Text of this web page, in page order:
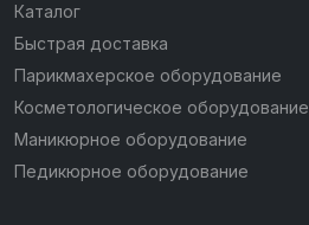
Каталог
Быстрая доставка
Парикмахерское оборудование
Косметологическое оборудование
Маникюрное оборудование
Педикюрное оборудование